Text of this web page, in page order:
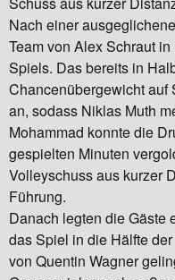
Nach einer
Team von Alex Schraut
Spiels. Das bereits in
Chancenübergewicht auf
an, sodass Niklas Muth
Mohammad konnte die
gespielten Minuten
Volleyschuss aus kurzer
Führung.
Danach legten die Gäste
das Spiel in die Hälfte
von Quentin Wagner